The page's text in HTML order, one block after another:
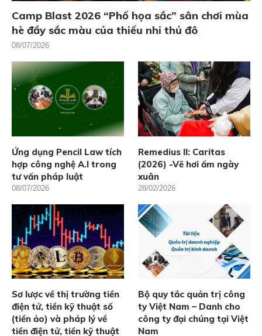
Camp Blast 2026 “Phố họa sắc” sân chơi mùa
hè đầy sắc màu của thiếu nhi thủ đô
08/07/2026
Ứng dụng Pencil Law tích
hợp công nghệ A.I trong
tư vấn pháp luật
08/07/2026
Remedius II: Caritas
(2026) -Vẽ hơi ấm ngày
xuân
28/02/2026
Sơ lược về thị trường tiền
điện tử, tiền kỹ thuật số
(tiền ảo) và pháp lý về
tiền điện tử, tiền kỹ thuật
Bộ quy tắc quản trị công
ty Việt Nam – Danh cho
công ty đại chúng tại Việt
Nam